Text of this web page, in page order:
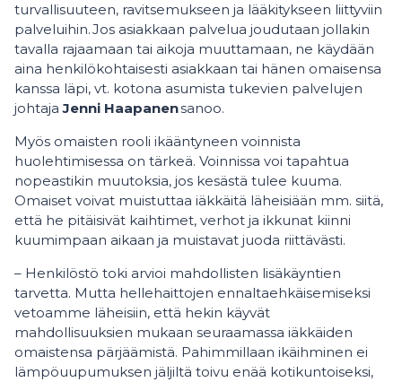
turvallisuuteen, ravitsemukseen ja lääkitykseen liittyviin
palveluihin. Jos asiakkaan palvelua joudutaan jollakin
tavalla rajaamaan tai aikoja muuttamaan, ne käydään
aina henkilökohtaisesti asiakkaan tai hänen omaisensa
kanssa läpi, vt. kotona asumista tukevien palvelujen
johtajaJenni Haapanensanoo.
Myös omaisten rooli ikääntyneen voinnista
huolehtimisessa on tärkeä. Voinnissa voi tapahtua
nopeastikin muutoksia, jos kesästä tulee kuuma.
Omaiset voivat muistuttaa iäkkäitä läheisiään mm. siitä,
että he pitäisivät kaihtimet, verhot ja ikkunat kiinni
kuumimpaan aikaan ja muistavat juoda riittävästi.
– Henkilöstö toki arvioi mahdollisten lisäkäyntien
tarvetta. Mutta hellehaittojen ennaltaehkäisemiseksi
vetoamme läheisiin, että hekin käyvät
mahdollisuuksien mukaan seuraamassa iäkkäiden
omaistensa pärjäämistä. Pahimmillaan ikäihminen ei
lämpöuupumuksen jäljiltä toivu enää kotikuntoiseksi,